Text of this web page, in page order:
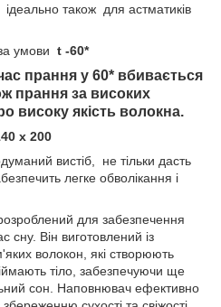
також для астматиків
умови t -60*
прання у 60* вбивається
прання за високих
високу якість волокна.
x 200
вистіб, не тільки дасть
легке обволікання і
для забезпечення
сну. Він виготовлений із
волокон, які створюють
тіло, забезпечуючи ще
сон. Наповнювач ефективно